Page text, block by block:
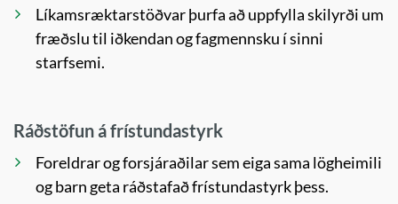
Líkamsræktarstöðvar þurfa að uppfylla skilyrði um
fræðslu til iðkendan og fagmennsku í sinni
starfsemi.
Ráðstöfun á frístundastyrk
Foreldrar og forsjáraðilar sem eiga sama lögheimili
og barn geta ráðstafað frístundastyrk þess.